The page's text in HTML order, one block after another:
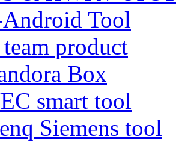
Tool
product
Box
smart tool
Siemens tool